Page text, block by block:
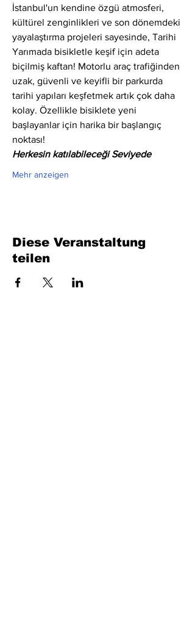
İstanbul'un kendine özgü atmosferi,
kültürel zenginlikleri ve son dönemdeki
yayalaştırma projeleri sayesinde, Tarihi
Yarımada bisikletle keşif için adeta
biçilmiş kaftan! Motorlu araç trafiğinden
uzak, güvenli ve keyifli bir parkurda
tarihi yapıları keşfetmek artık çok daha
kolay. Özellikle bisiklete yeni
başlayanlar için harika bir başlangıç
noktası!
Herkesin katılabileceği Seviyede
Mehr anzeigen
Diese Veranstaltung
teilen